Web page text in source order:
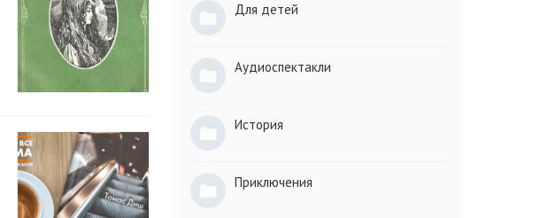
Для детей
Аудиоспектакли
История
Приключения